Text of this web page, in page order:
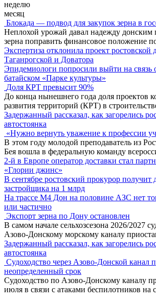
неделю
месяц
Блокада — подвод для закупок зерна в
Неплохой урожай давал надежду донским
зерна поправить финансовое положение
Экспертиза отклонила проект ростовской
Таганрогской и Доватора
Эпидемиологи попросили выйти на связь
батайском «Парке культуры»
Доля КРТ превысит 90%
До конца нынешнего года доля проектов
развития территорий (КРТ) в
Задержанный рассказал, как загорелись
автостоянка
«Нужно вернуть уважение к профессии
В этом году молодой преподаватель из
Бея вошла в федеральную команду
2-й в Европе оператор доставки стал
«Глории джинс»
В сентябре ростовский прокурор получит
застройщика на 1 млрд
На трассе М4 Дон на половине АЗС нет
или частично
Экспорт зерна по Дону остановлен
В самом начале сельхозсезона 2026/2027
Азово-Донскому морскому каналу
Задержанный рассказал, как загорелись
автостоянка
Судоходство через Азово-Донской канал
неопределенный срок
Судоходство по Азово-Донскому каналу
июля в связи с атаками беспилотников на